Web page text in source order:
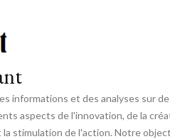
informations et des analyses sur
aspects de l'innovation, de la
stimulation de l'action. Notre